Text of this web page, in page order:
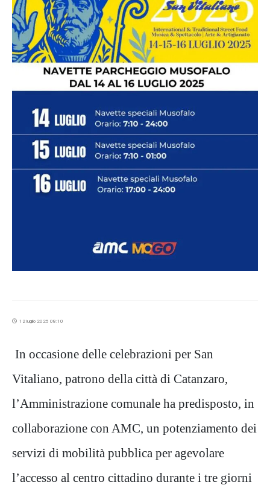
12 luglio 2025 08:10
In occasione delle celebrazioni per San
Vitaliano, patrono della città di Catanzaro,
l’Amministrazione comunale ha predisposto, in
collaborazione con AMC, un potenziamento dei
servizi di mobilità pubblica per agevolare
l’accesso al centro cittadino durante i tre giorni